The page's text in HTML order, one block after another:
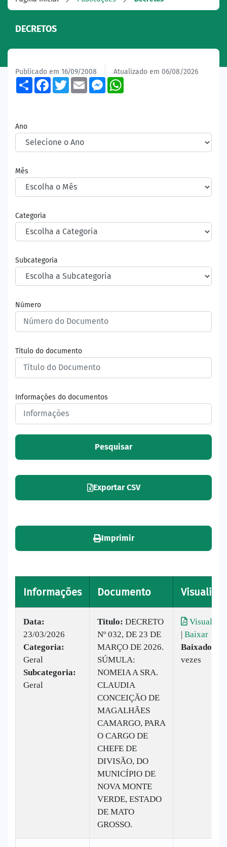
DECRETOS
Publicado em 16/09/2008 Atualizado em 06/08/2026
ShareFacebook
TwitterEmailMessenger
Ano
Mês
Categoria
Subcategoria
Número
Título do documento
Informações do documentos
Pesquisar
Exportar CSV
Imprimir
Informações Documento Visualizar
Data:
23/03/2026
Categoria:
Geral
Subcategoria:
Geral
Titulo: DECRETO
Nº 032, DE 23 DE
MARÇO DE 2026.
SÚMULA:
NOMEIA A SRA.
CLAUDIA
CONCEIÇÃO DE
MAGALHÃES
CAMARGO, PARA
O CARGO DE
CHEFE DE
DIVISÃO, DO
MUNICÍPIO DE
NOVA MONTE
VERDE, ESTADO
DE MATO
GROSSO.
Visualizar
| Baixar
Baixado:
vezes